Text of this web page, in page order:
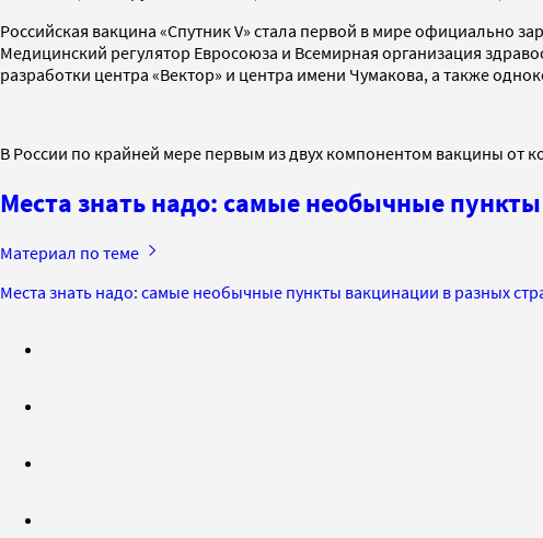
Российская вакцина «Спутник V» стала первой в мире официально
Медицинский регулятор Евросоюза и Всемирная организация
разработки центра «Вектор» и центра имени Чумакова, а также
В России по крайней мере первым из двух компонентом вакцины от
Места знать надо: самые необычные
Материал по теме
Места знать надо: самые необычные пункты вакцинации в разных